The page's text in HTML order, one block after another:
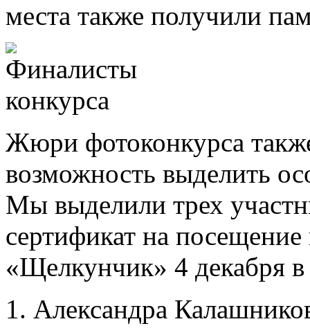
места также получили
Жюри фотоконкурса
возможность выделить
Мы выделили трех
сертификат на посещение
«Щелкунчик» 4 декабря
1. Александра